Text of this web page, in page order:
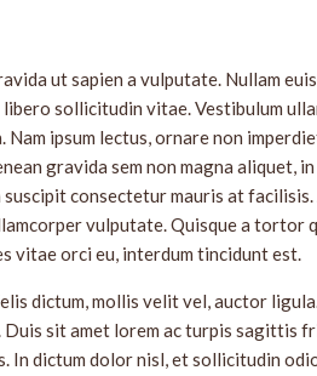
ut sapien a vulputate. Nullam
sollicitudin vitae. Vestibulum
Nam ipsum lectus, ornare non
gravida sem non magna aliquet,
suscipit consectetur mauris at facilisis.
vulputate. Quisque a tortor
vitae orci eu, interdum tincidunt est.
dictum, mollis velit vel, auctor
sit amet lorem ac turpis sagittis
In dictum dolor nisl, et sollicitudin